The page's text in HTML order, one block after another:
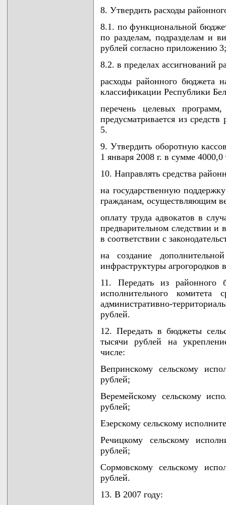
8. Утвердить расходы
8.1. по функциональной
по разделам, подразделам и
рублей согласно приложению 3;
8.2. в пределах ассигнований
расходы районного бюджета
классификации Республики
перечень целевых
предусматривается из
5.
9. Утвердить оборотную
1 января 2008 г. в сумме
10. Направлять средства
на государственную
гражданам, осуществляющим
оплату труда адвокатов в
предварительном следствии и
в соответствии с
на создание
инфраструктуры агрогородков
11. Передать из районного
исполнительного комитета
административно-
рублей.
12. Передать в бюджеты
тысячи рублей на
числе:
Вепринскому сельскому
рублей;
Веремейскому сельскому
рублей;
Езерскому сельскому
Речицкому сельскому
рублей;
Сормовскому сельскому
рублей.
13. В 2007 году: